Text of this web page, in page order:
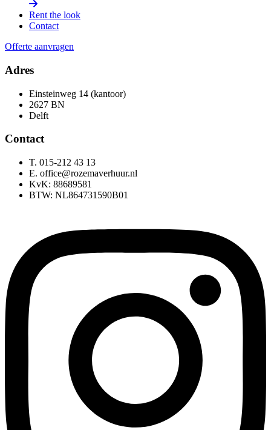
Rent the look
Contact
Offerte aanvragen
Adres
Einsteinweg 14 (kantoor)
2627 BN
Delft
Contact
T. 015-212 43 13
E. office@rozemaverhuur.nl
KvK: 88689581
BTW: NL864731590B01